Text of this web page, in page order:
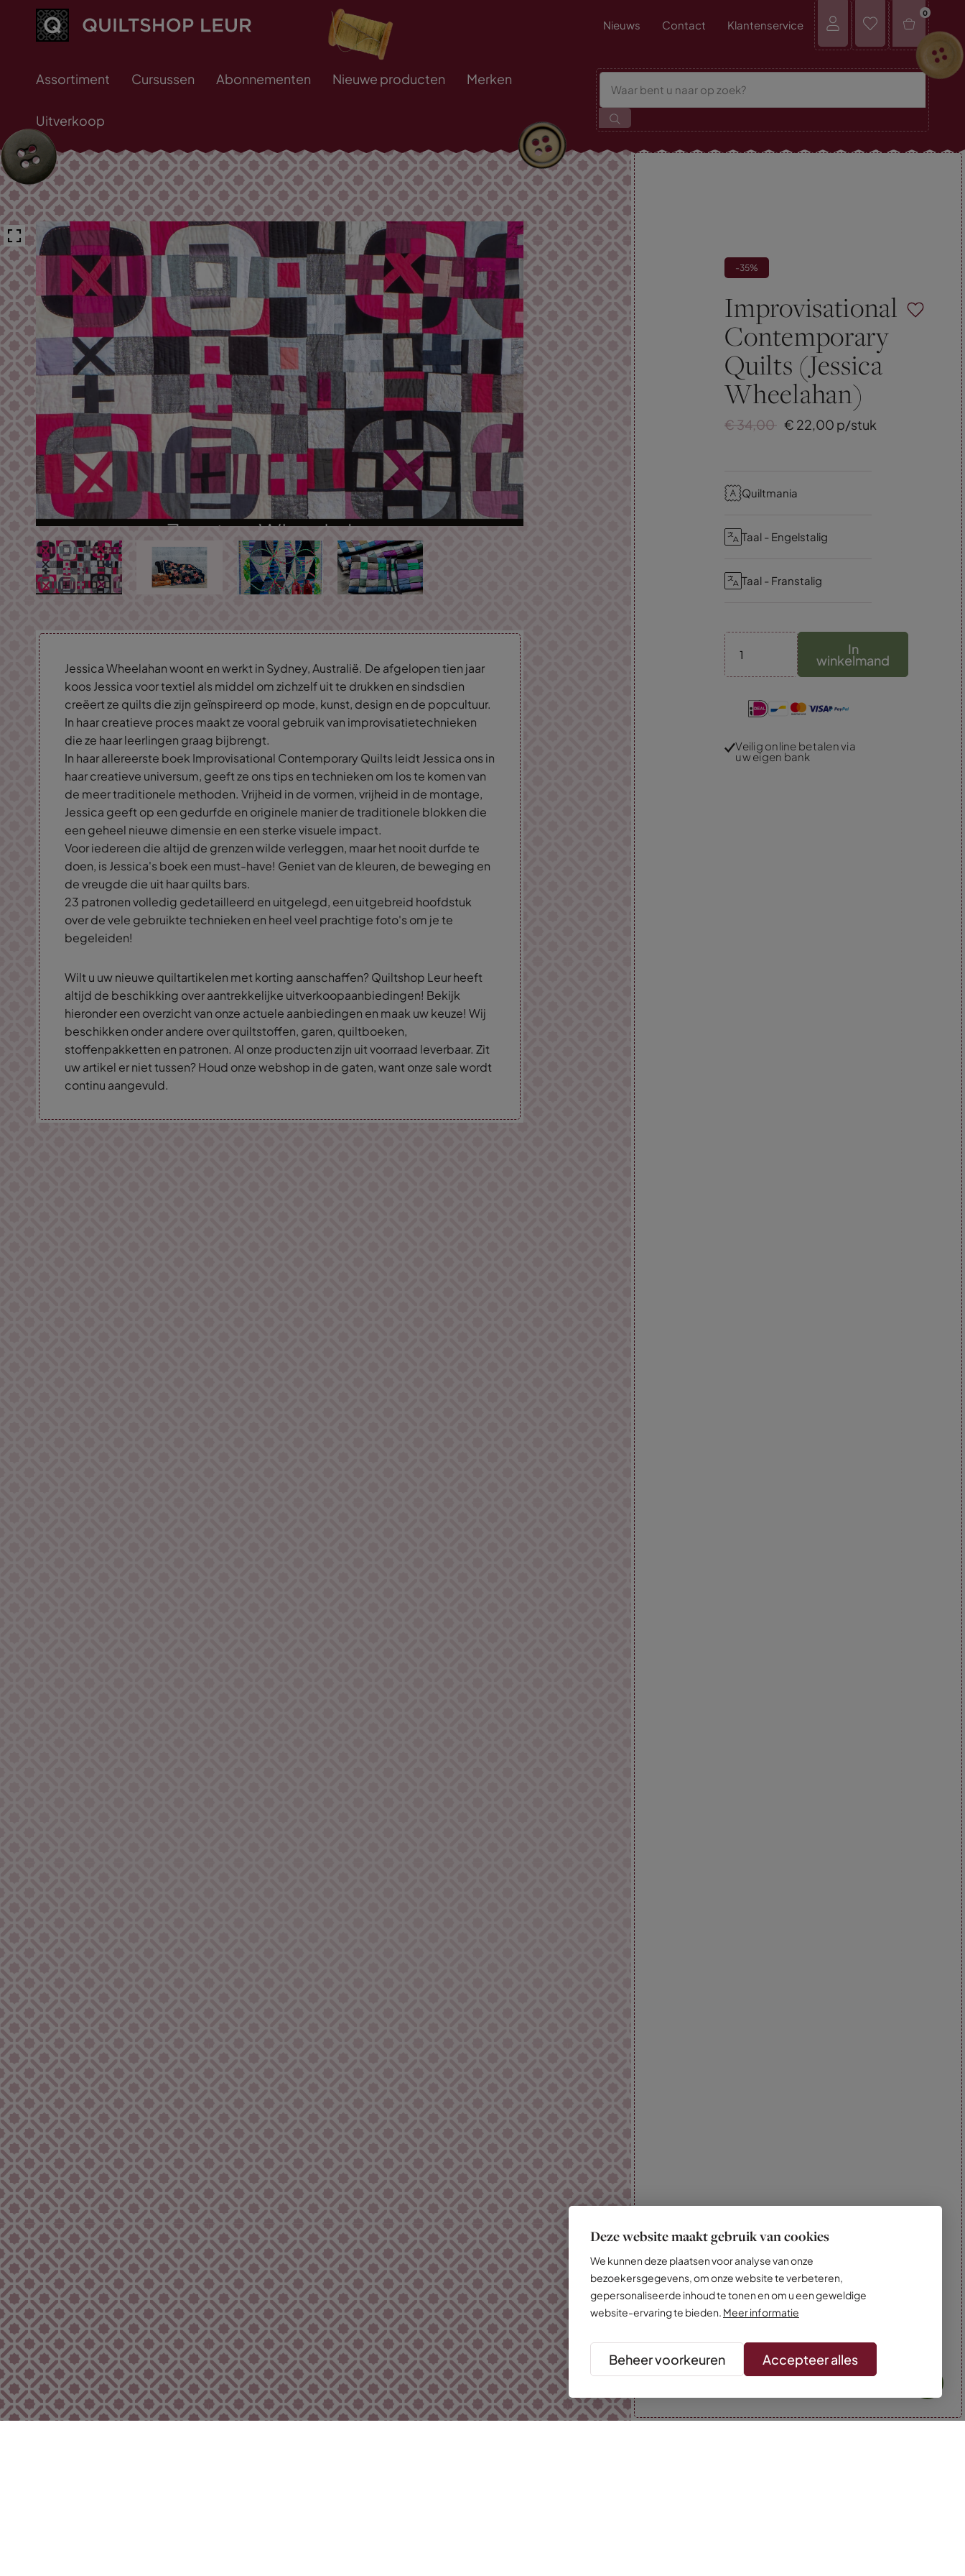
Deze website maakt gebruik van cookies
We kunnen deze plaatsen voor analyse van onze
bezoekersgegevens, om onze website te verbeteren,
gepersonaliseerde inhoud te tonen en om u een geweldige
website-ervaring te bieden. Meer informatie
Beheer voorkeuren Accepteer alles
Nieuws Contact Klantenservice
0
Assortiment Cursussen Abonnementen Nieuwe producten Merken
Uitverkoop
Jessica Wheelahan woont en werkt in Sydney, Australië. De afgelopen tien jaar
koos Jessica voor textiel als middel om zichzelf uit te drukken en sindsdien
creëert ze quilts die zijn geïnspireerd op mode, kunst, design en de popcultuur.
In haar creatieve proces maakt ze vooral gebruik van improvisatietechnieken
die ze haar leerlingen graag bijbrengt.
In haar allereerste boek Improvisational Contemporary Quilts leidt Jessica ons in
haar creatieve universum, geeft ze ons tips en technieken om los te komen van
de meer traditionele methoden. Vrijheid in de vormen, vrijheid in de montage,
Jessica geeft op een gedurfde en originele manier de traditionele blokken die
een geheel nieuwe dimensie en een sterke visuele impact.
Voor iedereen die altijd de grenzen wilde verleggen, maar het nooit durfde te
doen, is Jessica's boek een must-have! Geniet van de kleuren, de beweging en
de vreugde die uit haar quilts bars.
23 patronen volledig gedetailleerd en uitgelegd, een uitgebreid hoofdstuk
over de vele gebruikte technieken en heel veel prachtige foto's om je te
begeleiden!
Wilt u uw nieuwe quiltartikelen met korting aanschaffen? Quiltshop Leur heeft
altijd de beschikking over aantrekkelijke uitverkoopaanbiedingen! Bekijk
hieronder een overzicht van onze actuele aanbiedingen en maak uw keuze! Wij
beschikken onder andere over quiltstoffen, garen, quiltboeken,
stoffenpakketten en patronen. Al onze producten zijn uit voorraad leverbaar. Zit
uw artikel er niet tussen? Houd onze webshop in de gaten, want onze sale wordt
continu aangevuld.
-35%
Improvisational
Contemporary
Quilts (Jessica
Wheelahan)
€ 34,00 € 22,00 p/stuk
Quiltmania
Taal - Engelstalig
Taal - Franstalig
In
winkelmand
Veilig online betalen via
uw eigen bank